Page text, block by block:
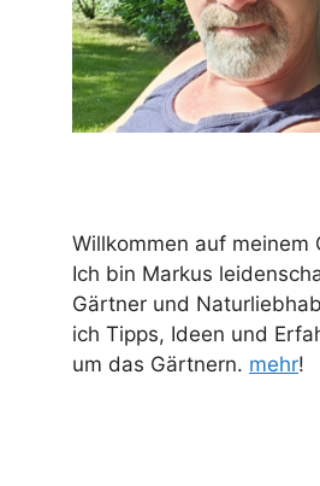
Willkommen auf meinem
Ich bin Markus
Gärtner und
ich Tipps, Ideen und
um das Gärtnern. mehr!